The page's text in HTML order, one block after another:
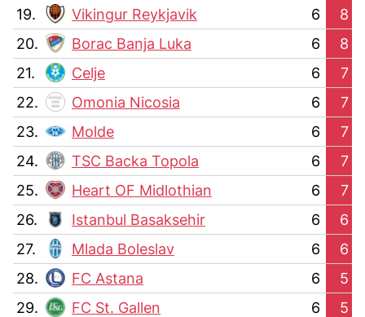
19.
Vikingur Reykjavik 6
8
20.
Borac Banja Luka 6
8
21.
Celje 6
7
22.
Omonia Nicosia 6
7
23.
Molde 6
7
24.
TSC Backa Topola 6
7
25.
Heart OF Midlothian 6
7
26.
Istanbul Basaksehir 6
6
27.
Mlada Boleslav 6
6
28.
FC Astana 6
5
29.
FC St. Gallen 6
5